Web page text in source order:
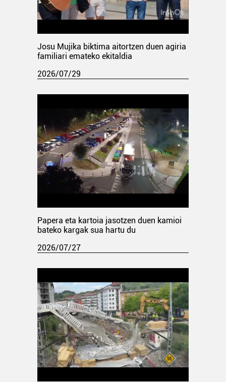
Josu Mujika biktima aitortzen duen agiria
familiari emateko ekitaldia
2026/07/29
Papera eta kartoia jasotzen duen kamioi
bateko kargak sua hartu du
2026/07/27